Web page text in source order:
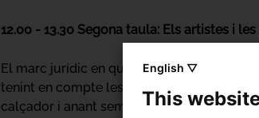
12.00 - 13.30 Segona taula: Els artistes i
El marc jurídic en què s'inscriuen les
tenint en compte les seves especificitats.
calçador i anant sempre en detriment de
English ▽
This